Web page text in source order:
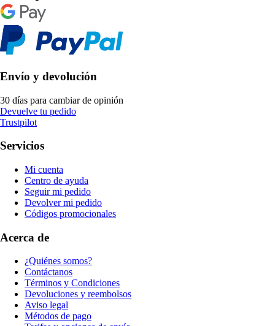
Envío y devolución
30 días para cambiar de opinión
Devuelve tu pedido
Trustpilot
Servicios
Mi cuenta
Centro de ayuda
Seguir mi pedido
Devolver mi pedido
Códigos promocionales
Acerca de
¿Quiénes somos?
Contáctanos
Términos y Condiciones
Devoluciones y reembolsos
Aviso legal
Métodos de pago